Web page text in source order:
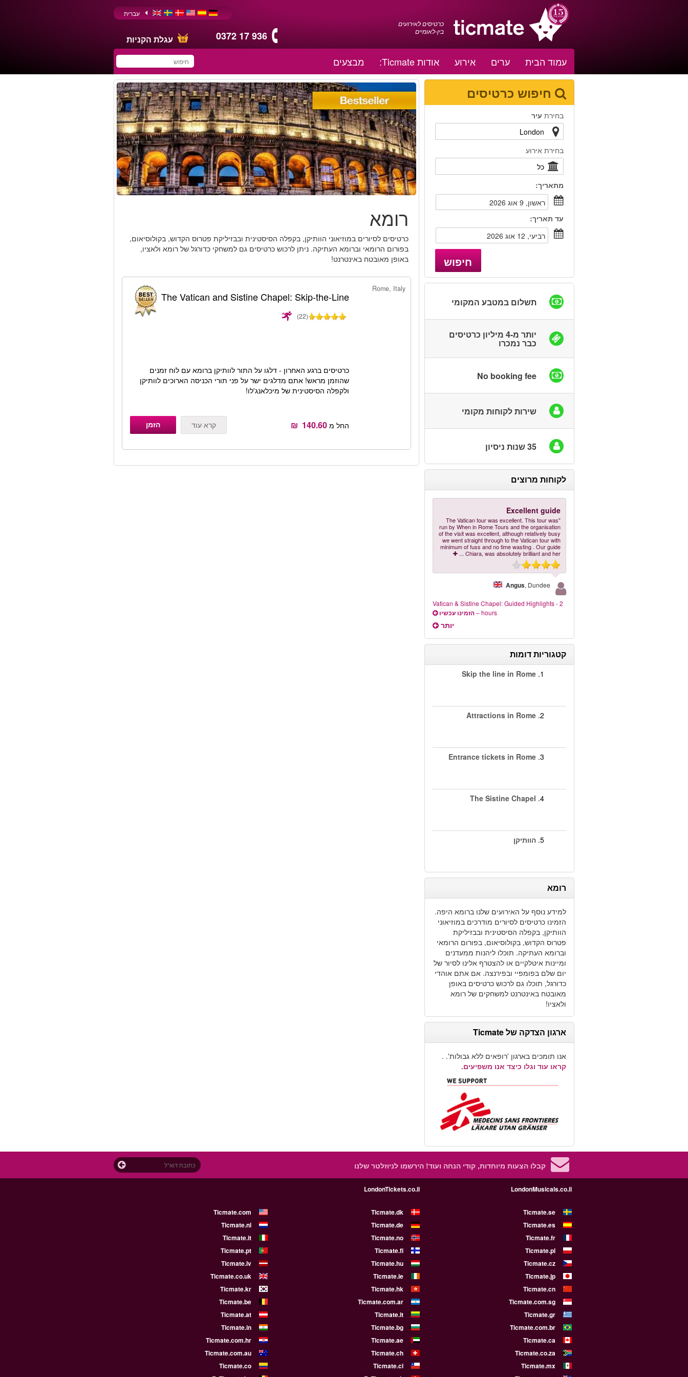
כרטיסים לאירועים
בין-לאומיים
0372 17 936 עגלת הקניות
עברית
עמוד הבית ערים אירוע אודות Ticmate: מבצעים
You have saved this
product in your list
חיפוש כרטיסים
בחירת עיר
בחירת אירוע
מתאריך:
ראשון, 9 אוג 2026
עד תאריך:
רביעי, 12 אוג 2026
חיפוש
תשלום במטבע המקומי
יותר מ-4 מיליון כרטיסים
כבר נמכרו
No booking fee
שירות לקוחות מקומי
35 שנות ניסיון
לקוחות מרוצים
Excellent guide
"The Vatican tour was excellent. This tour was
run by When in Rome Tours and the organisation
of the visit was excellent, although relatively busy
we went straight through to the Vatican tour with
minimum of fuss and no time wasting . Our guide
Chiara, was absolutely brilliant and her
...
Angus, Dundee
Vatican & Sistine Chapel: Guided Highlights - 2
hours
–הזמינו עכשיו
יותר
קטגוריות דומות
1.
Skip the line in Rome
2.
Attractions in Rome
3.
Entrance tickets in Rome
4.
The Sistine Chapel
5. הוותיקן
רומא
למידע נוסף על האירועים שלנו ברומא היפה.
הזמינו כרטיסים לסיורים מודרכים במוזיאוני
הוותיקן, בקפלה הסיסטינית ובבזיליקת
פטרוס הקדוש, בקולוסיאום, בפורום הרומאי
וברומא העתיקה. תוכלו ליהנות ממעדנים
ומיינות איטלקיים או להצטרף אלינו לסיור של
יום שלם בפומפיי ובפירנצה. אם אתם אוהדי
כדורגל, תוכלו גם לרכוש כרטיסים באופן
מאובטח באינטרנט למשחקים של רומא
ולאציו!
ארגון הצדקה של Ticmate
אנו תומכים בארגון 'רופאים ללא גבולות'. .
קראו עוד וגלו כיצד אנו משפיעים.
רומא
כרטיסים לסיורים במוזיאוני הוותיקן, בקפלה הסיסטינית ובבזיליקת פטרוס הקדוש, בקולוסיאום,
בפורום הרומאי וברומא העתיקה. ניתן לרכוש כרטיסים גם למשחקי כדורגל של רומא ולאציו,
באופן מאובטח באינטרנט!
Rome, Italy
The Vatican and Sistine Chapel: Skip-the-Line
(22)
כרטיסים ברגע האחרון - דלגו על התור לוותיקן ברומא עם לוח זמנים
שהוזמן מראש! אתם מדלגים ישר על פני תורי הכניסה הארוכים לוותיקן
ולקפלה הסיסטינית של מיכלאנג'לו!
החל מ ‏140.60 ‏ ₪ קרא עוד הזמן
קבלו הצעות מיוחדות, קודי הנחה ועוד! הירשמו לניוזלטר שלנו
LondonMusicals.co.il
LondonTickets.co.il
Ticmate.se
Ticmate.dk
Ticmate.com
Ticmate.es
Ticmate.de
Ticmate.nl
Ticmate.fr
Ticmate.no
Ticmate.it
Ticmate.pl
Ticmate.fi
Ticmate.pt
Ticmate.cz
Ticmate.hu
Ticmate.lv
Ticmate.jp
Ticmate.ie
Ticmate.co.uk
Ticmate.cn
Ticmate.hk
Ticmate.kr
Ticmate.com.sg
Ticmate.com.ar
Ticmate.be
Ticmate.gr
Ticmate.lt
Ticmate.at
Ticmate.com.br
Ticmate.bg
Ticmate.in
Ticmate.ca
Ticmate.ae
Ticmate.com.hr
Ticmate.co.za
Ticmate.ch
Ticmate.com.au
Ticmate.mx
Ticmate.cl
Ticmate.co